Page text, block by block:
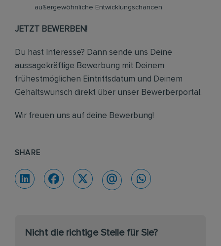
außergewöhnliche Entwicklungschancen
JETZT BEWERBEN!
Du hast Interesse? Dann sende uns Deine
aussagekräftige Bewerbung mit Deinem
frühestmöglichen Eintrittsdatum und Deinem
Gehaltswunsch direkt über unser Bewerberportal.
Wir freuen uns auf deine Bewerbung!
SHARE
Nicht die richtige Stelle für Sie?